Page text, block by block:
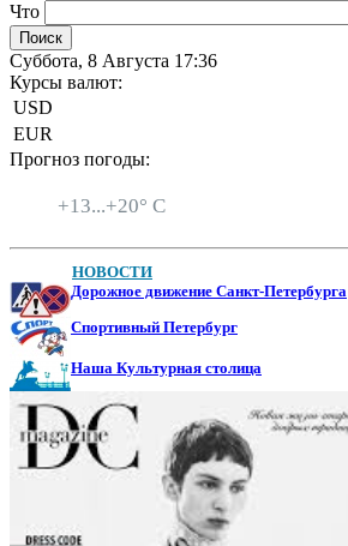
Что
Суббота, 8 Августа 17:36
Курсы валют:
USD
EUR
Прогноз погоды:
+13...+20° C
НОВОСТИ
Дорожное движение Санкт-Петербурга
Спортивный Петербург
Наша Культурная столица